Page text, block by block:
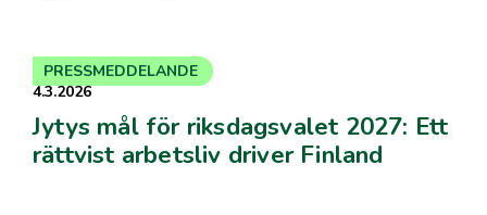
4.3.2026
Jytys mål för riksdagsvalet 2027: Ett
rättvist arbetsliv driver Finland
PRESSMEDDELANDE